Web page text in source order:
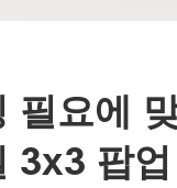
필요에
3x3 팝